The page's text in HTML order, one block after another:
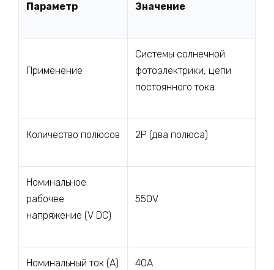
Параметр Значение
Применение
Системы солнечной
фотоэлектрики, цепи
постоянного тока
Количество полюсов 2P (два полюса)
Номинальное
рабочее
напряжение (V DC)
550V
Номинальный ток (A) 40A